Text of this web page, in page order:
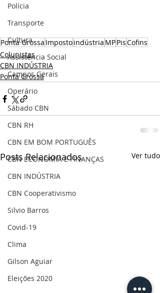
Polícia
Transporte
Cultura
Assistência Social
Campos Gerais
Operário
Sábado CBN
CBN RH
CBN EM BOM PORTUGUÊS
CBN ECONOMIA E FINANÇAS
CBN INDÚSTRIA
CBN Cooperativismo
Silvio Barros
Covid-19
Clima
Gilson Aguiar
Eleições 2020
Ponta Grossa Impostoindústria MPPisCofins
Colunistas
CBN INDÚSTRIA
Ponta Grossa
Posts Relacionados Ver tudo